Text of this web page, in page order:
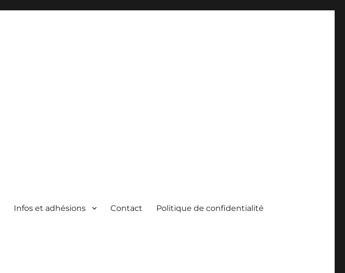
Infos et adhésions Contact Politique de confidentialité